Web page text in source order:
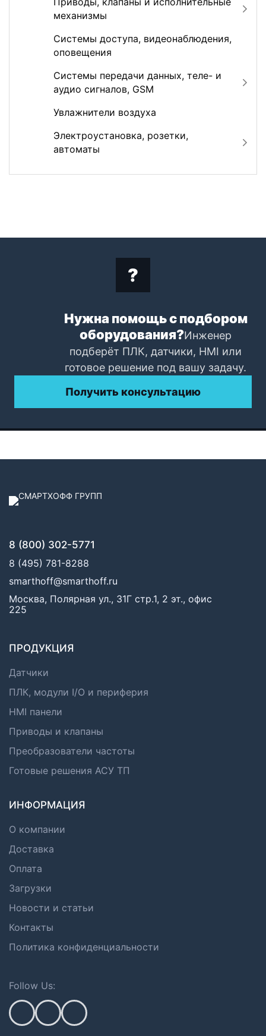
механизмы
Системы доступа, видеонаблюдения,
оповещения
Системы передачи данных, теле- и
аудио сигналов, GSM
Увлажнители воздуха
Электроустановка, розетки,
автоматы
Нужна помощь с подбором
оборудования?Инженер
подберёт ПЛК, датчики, HMI или
готовое решение под вашу задачу.
Получить консультацию
8 (800) 302-5771
8 (495) 781-8288
smarthoff@smarthoff.ru
Москва, Полярная ул., 31Г стр.1, 2 эт., офис
225
ПРОДУКЦИЯ
Датчики
ПЛК, модули I/O и периферия
HMI панели
Приводы и клапаны
Преобразователи частоты
Готовые решения АСУ ТП
ИНФОРМАЦИЯ
О компании
Доставка
Оплата
Загрузки
Новости и статьи
Контакты
Политика конфиденциальности
Follow Us: